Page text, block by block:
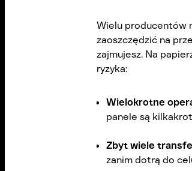
Wielu producentów
zaoszczędzić na
zajmujesz. Na
ryzyka:
Wielokrotne
panele są
Zbyt wiele
zanim dotrą do